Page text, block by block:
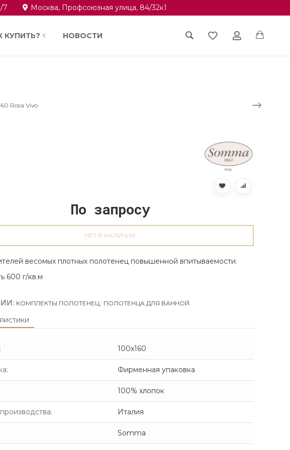
7 Москва, Профсоюзная улица, 84/32к1
КУПИТЬ? НОВОСТИ
Rosa Vivo
По запросу
НЕТ В НАЛИЧИИ
весомых плотных полотенец повышенной впитываемости.
600 г/кв.м
КОМПЛЕКТЫ ПОЛОТЕНЕЦ, ПОЛОТЕНЦА ДЛЯ ВАННОЙ
: 100х160
: Фирменная упаковка
100% хлопок
: Италия
Somma